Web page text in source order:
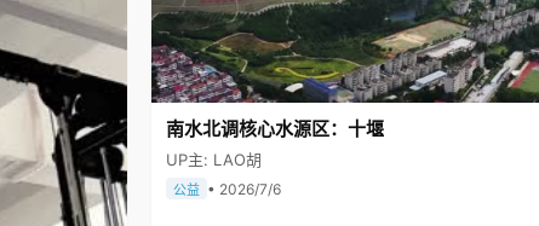
南水北调核心水源区：十堰
UP主: LAO胡
公益 • 2026/7/6